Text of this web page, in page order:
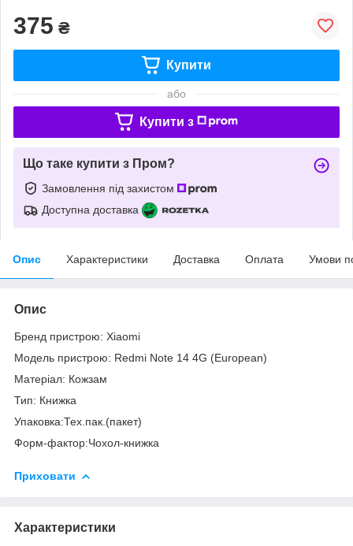
375 ₴
Купити
або
Купити з
Що таке купити з Пром?
Замовлення під захистом
Доступна доставка
Опис Характеристики Доставка Оплата Умови
Опис
Бренд пристрою: Xiaomi
Модель пристрою: Redmi Note 14 4G (European)
Матеріал: Кожзам
Тип: Книжка
Упаковка:Тех.пак.(пакет)
Форм-фактор:Чохол-книжка
Приховати
Характеристики